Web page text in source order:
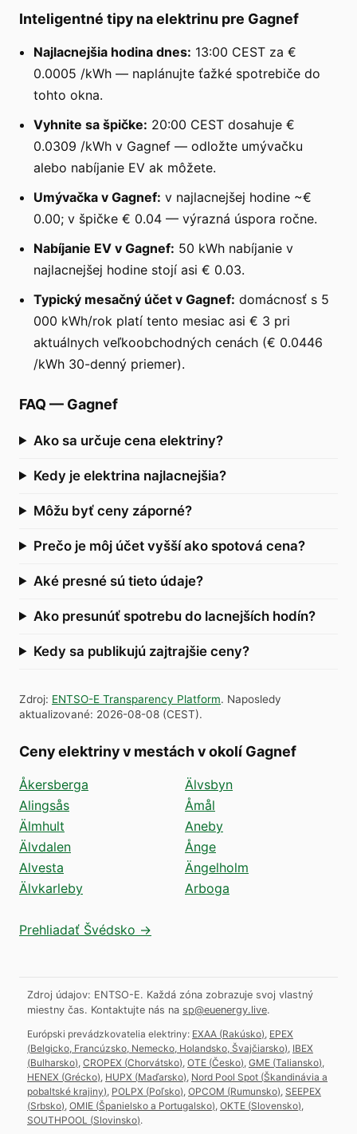
Inteligentné tipy na elektrinu pre Gagnef
Najlacnejšia hodina dnes: 13:00 CEST za €
0.0005 /kWh — naplánujte ťažké spotrebiče do
tohto okna.
Vyhnite sa špičke: 20:00 CEST dosahuje €
0.0309 /kWh v Gagnef — odložte umývačku
alebo nabíjanie EV ak môžete.
Umývačka v Gagnef: v najlacnejšej hodine ~€
0.00; v špičke € 0.04 — výrazná úspora ročne.
Nabíjanie EV v Gagnef: 50 kWh nabíjanie v
najlacnejšej hodine stojí asi € 0.03.
Typický mesačný účet v Gagnef: domácnosť s 5
000 kWh/rok platí tento mesiac asi € 3 pri
aktuálnych veľkoobchodných cenách (€ 0.0446
/kWh 30-denný priemer).
FAQ — Gagnef
Ako sa určuje cena elektriny?
Kedy je elektrina najlacnejšia?
Môžu byť ceny záporné?
Prečo je môj účet vyšší ako spotová cena?
Aké presné sú tieto údaje?
Ako presunúť spotrebu do lacnejších hodín?
Kedy sa publikujú zajtrajšie ceny?
Zdroj: ENTSO-E Transparency Platform. Naposledy
aktualizované: 2026-08-08 (CEST).
Ceny elektriny v mestách v okolí Gagnef
Åkersberga
Alingsås
Älmhult
Älvdalen
Alvesta
Älvkarleby
Älvsbyn
Åmål
Aneby
Ånge
Ängelholm
Arboga
Prehliadať Švédsko →
Zdroj údajov: ENTSO-E. Každá zóna zobrazuje svoj vlastný
miestny čas. Kontaktujte nás na sp@euenergy.live.
Európski prevádzkovatelia elektriny: EXAA (Rakúsko) EPEX
(Belgicko, Francúzsko, Nemecko, Holandsko, Švajčiarsko) IBEX
(Bulharsko) CROPEX (Chorvátsko) OTE (Česko) GME (Taliansko)
HENEX (Grécko) HUPX (Maďarsko) Nord Pool Spot (Škandinávia a
pobaltské krajiny) POLPX (Poľsko) OPCOM (Rumunsko) SEEPEX
(Srbsko) OMIE (Španielsko a Portugalsko) OKTE (Slovensko)
SOUTHPOOL (Slovinsko).